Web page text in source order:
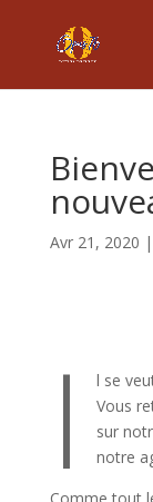
Avr 21, 2020 |
I
l se
Vous
sur
notre